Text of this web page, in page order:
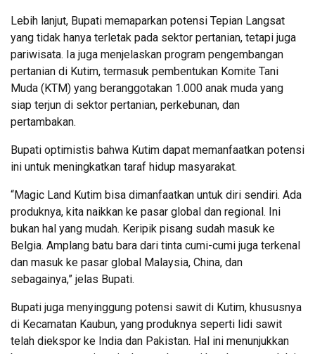
Lebih lanjut, Bupati memaparkan potensi Tepian Langsat
yang tidak hanya terletak pada sektor pertanian, tetapi juga
pariwisata. Ia juga menjelaskan program pengembangan
pertanian di Kutim, termasuk pembentukan Komite Tani
Muda (KTM) yang beranggotakan 1.000 anak muda yang
siap terjun di sektor pertanian, perkebunan, dan
pertambakan.
Bupati optimistis bahwa Kutim dapat memanfaatkan potensi
ini untuk meningkatkan taraf hidup masyarakat.
“Magic Land Kutim bisa dimanfaatkan untuk diri sendiri. Ada
produknya, kita naikkan ke pasar global dan regional. Ini
bukan hal yang mudah. Keripik pisang sudah masuk ke
Belgia. Amplang batu bara dari tinta cumi-cumi juga terkenal
dan masuk ke pasar global Malaysia, China, dan
sebagainya,” jelas Bupati.
Bupati juga menyinggung potensi sawit di Kutim, khususnya
di Kecamatan Kaubun, yang produknya seperti lidi sawit
telah diekspor ke India dan Pakistan. Hal ini menunjukkan